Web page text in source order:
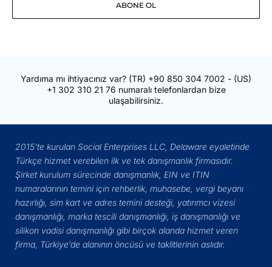
ABONE OL
Yardıma mı ihtiyacınız var? (TR) +90 850 304 7002 - (US)
+1 302 310 21 76 numaralı telefonlardan bize
ulaşabilirsiniz.
2015’te kurulan Social Enterprises LLC, Delaware eyaletinde
Türkçe hizmet verebilen ilk ve tek danışmanlık firmasıdır.
Şirket kurulum sürecinde danışmanlık, EIN ve ITIN
numaralarının temini için rehberlik, muhasebe, vergi beyanı
hazırlığı, sim kart ve adres temini desteği, yatırımcı vizesi
danışmanlığı, marka tescili danışmanlığı, iş danışmanlığı ve
silikon vadisi danışmanlığı gibi birçok alanda hizmet veren
firma, Türkiye’de alanının öncüsü ve taklitlerinin aslıdır.